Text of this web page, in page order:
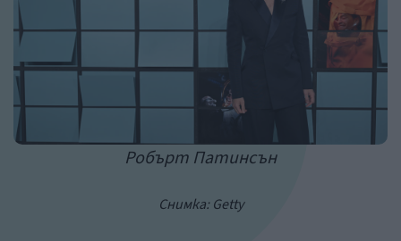
Робърт Патинсън
Снимка: Getty